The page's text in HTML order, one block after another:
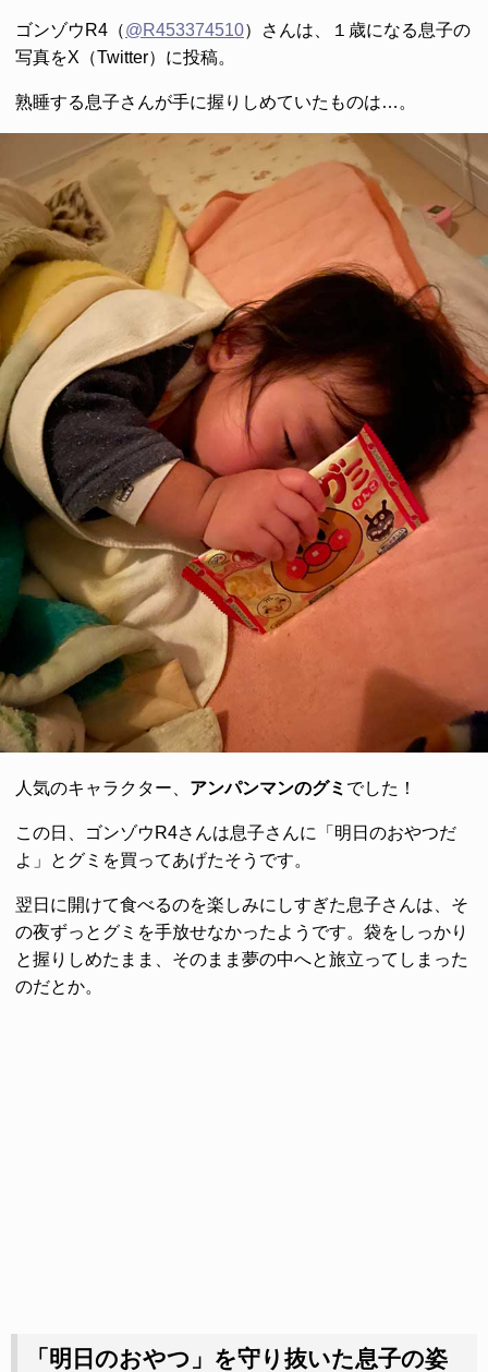
ゴンゾウR4（@R453374510）さんは、１歳になる息子の
写真をX（Twitter）に投稿。
熟睡する息子さんが手に握りしめていたものは…。
人気のキャラクター、 アンパンマンのグミ でした！
この日、ゴンゾウR4さんは息子さんに「明日のおやつだ
よ」とグミを買ってあげたそうです。
翌日に開けて食べるのを楽しみにしすぎた息子さんは、そ
の夜ずっとグミを手放せなかったようです。袋をしっかり
と握りしめたまま、そのまま夢の中へと旅立ってしまった
のだとか。
「明日のおやつ」を守り抜いた息子の姿